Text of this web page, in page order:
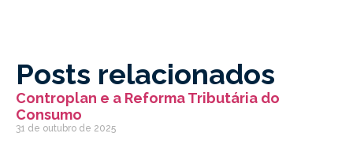
Posts relacionados
Controplan e a Reforma Tributária do
Consumo
31 de outubro de 2025